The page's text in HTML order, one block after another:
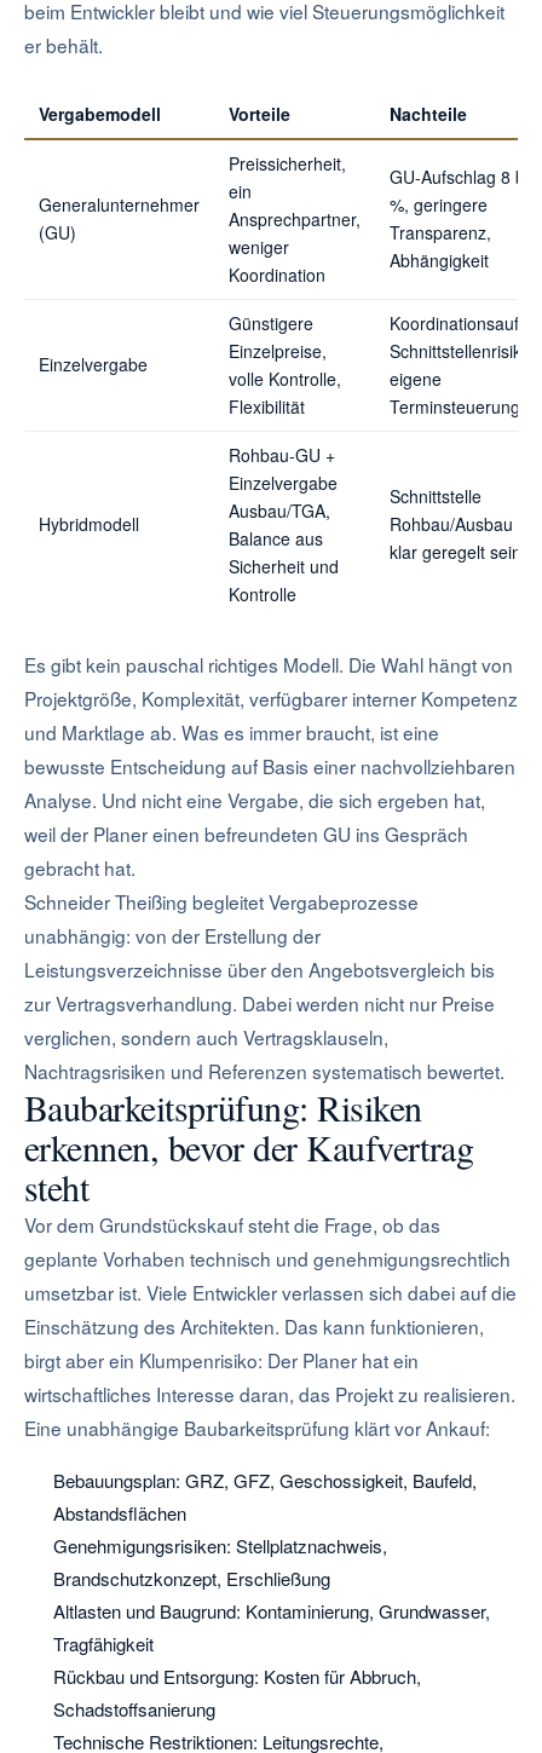
beim Entwickler bleibt und wie viel Steuerungsmöglichkeit
er behält.
Vergabemodell Vorteile Nachteile
Generalunternehmer
(GU)
Preissicherheit,
ein
Ansprechpartner,
weniger
Koordination
GU-Aufschlag 8 bis
%, geringere
Transparenz,
Abhängigkeit
Einzelvergabe
Günstigere
Einzelpreise,
volle Kontrolle,
Flexibilität
eigene
Terminsteuerung
Hybridmodell
Rohbau-GU +
Einzelvergabe
Ausbau/TGA,
Balance aus
Sicherheit und
Kontrolle
Schnittstelle
Rohbau/Ausbau
klar geregelt sein
Es gibt kein pauschal richtiges Modell. Die Wahl hängt von
Projektgröße, Komplexität, verfügbarer interner Kompetenz
und Marktlage ab. Was es immer braucht, ist eine
bewusste Entscheidung auf Basis einer nachvollziehbaren
Analyse. Und nicht eine Vergabe, die sich ergeben hat,
weil der Planer einen befreundeten GU ins Gespräch
gebracht hat.
Schneider Theißing begleitet Vergabeprozesse
unabhängig: von der Erstellung der
Leistungsverzeichnisse über den Angebotsvergleich bis
zur Vertragsverhandlung. Dabei werden nicht nur Preise
verglichen, sondern auch Vertragsklauseln,
Nachtragsrisiken und Referenzen systematisch bewertet.
Baubarkeitsprüfung: Risiken
erkennen, bevor der Kaufvertrag
steht
Vor dem Grundstückskauf steht die Frage, ob das
geplante Vorhaben technisch und genehmigungsrechtlich
umsetzbar ist. Viele Entwickler verlassen sich dabei auf die
Einschätzung des Architekten. Das kann funktionieren,
birgt aber ein Klumpenrisiko: Der Planer hat ein
wirtschaftliches Interesse daran, das Projekt zu realisieren.
Eine unabhängige Baubarkeitsprüfung klärt vor Ankauf:
Bebauungsplan: GRZ, GFZ, Geschossigkeit, Baufeld,
Abstandsflächen
Genehmigungsrisiken: Stellplatznachweis,
Brandschutzkonzept, Erschließung
Altlasten und Baugrund: Kontaminierung, Grundwasser,
Tragfähigkeit
Rückbau und Entsorgung: Kosten für Abbruch,
Schadstoffsanierung
Technische Restriktionen: Leitungsrechte,